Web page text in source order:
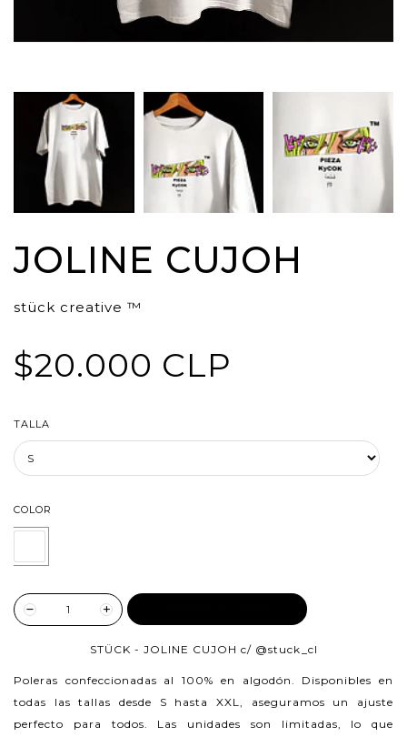
JOLINE CUJOH
stück creative ™
$20.000 CLP
TALLA
COLOR
STÜCK - JOLINE CUJOH c/ @stuck_cl
Poleras confeccionadas al 100% en algodón. Disponibles en
todas las tallas desde S hasta XXL, aseguramos un ajuste
perfecto para todos. Las unidades son limitadas, lo que